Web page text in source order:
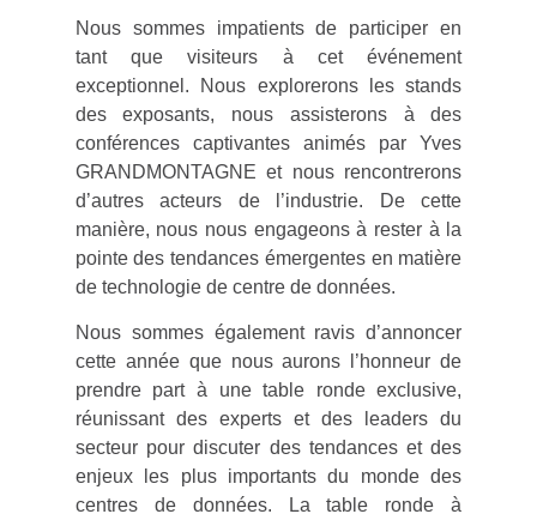
Nous sommes impatients de participer en
tant que visiteurs à cet événement
exceptionnel. Nous explorerons les stands
des exposants, nous assisterons à des
conférences captivantes animés par Yves
GRANDMONTAGNE et nous rencontrerons
d’autres acteurs de l’industrie. De cette
manière, nous nous engageons à rester à la
pointe des tendances émergentes en matière
de technologie de centre de données.
Nous sommes également ravis d’annoncer
cette année que nous aurons l’honneur de
prendre part à une table ronde exclusive,
réunissant des experts et des leaders du
secteur pour discuter des tendances et des
enjeux les plus importants du monde des
centres de données. La table ronde à